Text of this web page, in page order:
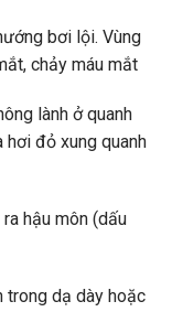
bơi lội. Vùng
chảy máu mắt
lành ở quanh
hơi đỏ xung quanh
hậu môn (dấu
trong dạ dày hoặc